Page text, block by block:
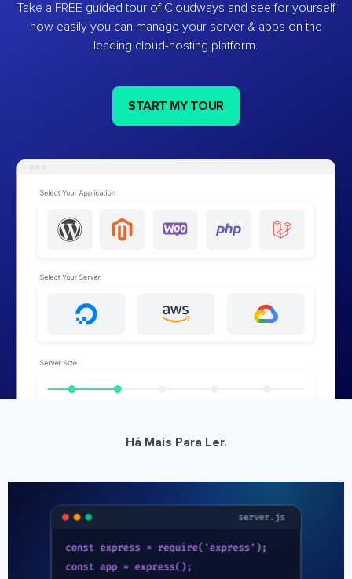
Take a FREE guided tour of Cloudways and see for yourself
how easily you can manage your server & apps on the
leading cloud-hosting platform.
START MY TOUR
Há Mais Para Ler.